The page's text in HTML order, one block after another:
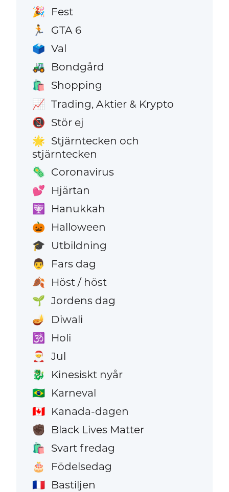
🎉 Fest
🏃 GTA 6
🗳️ Val
🚜 Bondgård
🛍️ Shopping
📈 Trading, Aktier & Krypto
📵 Stör ej
🌟 Stjärntecken och
stjärntecken
🦠 Coronavirus
💕 Hjärtan
🕎 Hanukkah
🎃 Halloween
🎓 Utbildning
👨 Fars dag
🍂 Höst / höst
🌱 Jordens dag
🪔 Diwali
🕉️ Holi
🎅 Jul
🐉 Kinesiskt nyår
🇧🇷 Karneval
🇨🇦 Kanada-dagen
✊🏿 Black Lives Matter
🛍️ Svart fredag
🎂 Födelsedag
🇫🇷 Bastiljen